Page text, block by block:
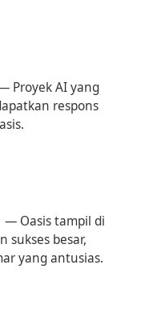
Proyek AI yang
respons
— Oasis tampil di
sukses besar,
yang antusias.